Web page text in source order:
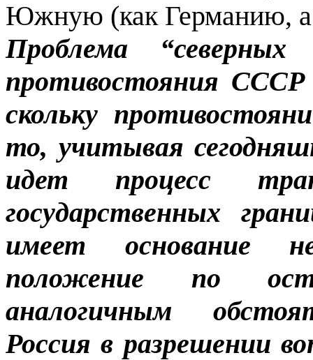
Южную (как Германию, а
Проблема
противостояния
скольку
то, учитывая
идет процесс
государственных
имеет основание
положение по
аналогичным
Россия в разрешении